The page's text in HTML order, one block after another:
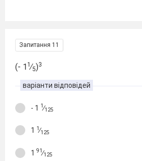
Запитання 11
(- 1 1 ∕5)3
варіанти відповідей
- 1 1∕125
1 1∕125
1 91∕125